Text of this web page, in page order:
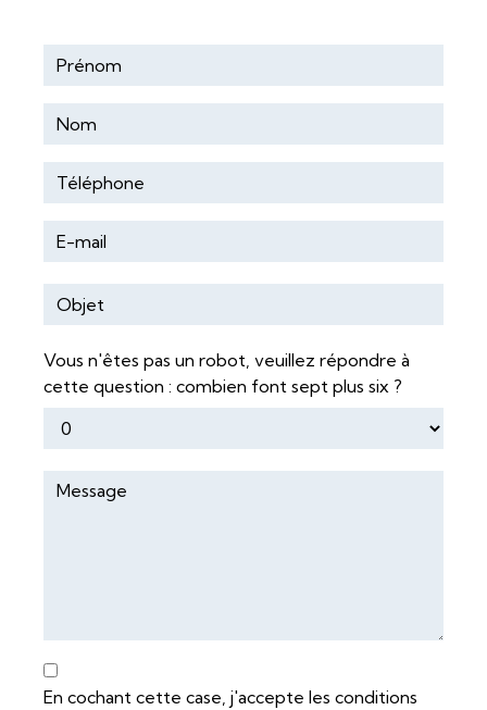
Vous n'êtes pas un robot, veuillez répondre à
cette question : combien font sept plus six ?
En cochant cette case, j'accepte les conditions